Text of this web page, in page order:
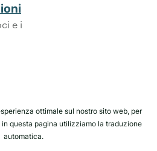
e i
ottimale sul nostro sito web, per
questa pagina utilizziamo la traduzione
automatica.